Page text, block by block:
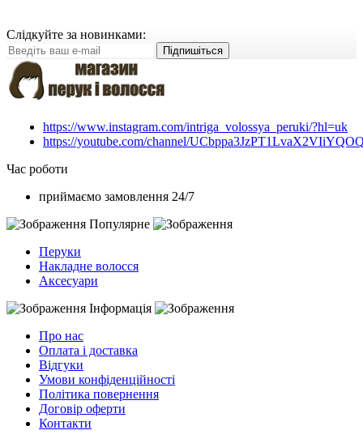
Слідкуйте за новинками:
Підпишіться
https://www.instagram.com/intriga_volossya_peruki/?hl=uk
https://youtube.com/channel/
Час роботи
приймаємо замовлення 24/7
Популярне
Перуки
Накладне волосся
Аксесуари
Інформація
Про нас
Оплата і доставка
Відгуки
Умови конфіденційності
Політика повернення
Договір оферти
Контакти